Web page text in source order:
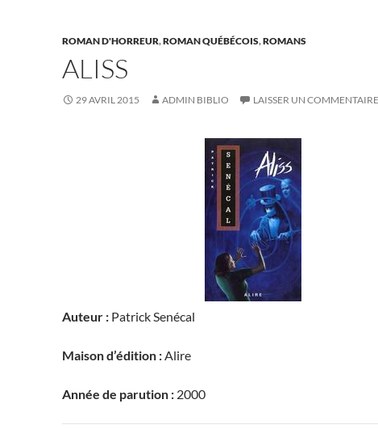
ROMAN D'HORREUR,ROMAN QUÉBÉCOIS,ROMANS
ALISS
29 AVRIL 2015 ADMIN BIBLIO LAISSER UN COMMENTAIRE
Auteur : Patrick Senécal
Maison d’édition :Alire
Année de parution : 2000